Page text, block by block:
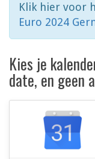
Klik hier voor
Euro 2024
Kies je
date, en geen